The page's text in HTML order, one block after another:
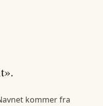
kommer fra